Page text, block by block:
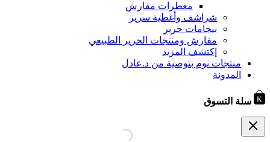
معطرات مفارش
شراشف وأغطية سرير
بيجامات حرير
مفارش ومنتجات الحرير الطبيعي
إكتشف المزيد
منتجات نوم بتوصية من د.عادل
المدونة
سلة التسوق